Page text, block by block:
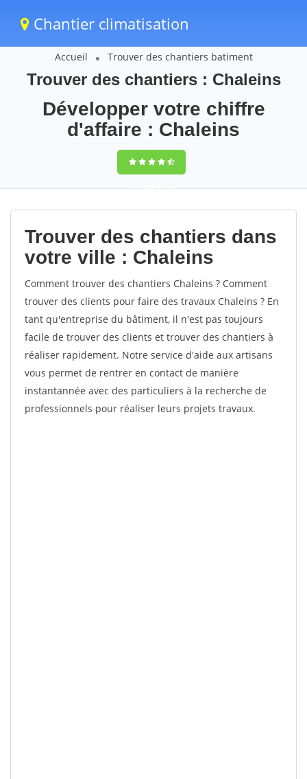
Chantier climatisation
Accueil Trouver des chantiers batiment
Trouver des chantiers : Chaleins
Développer votre chiffre
d'affaire : Chaleins
9,5(100%)64
votes
Trouver des chantiers dans
votre ville : Chaleins
Comment trouver des chantiers Chaleins ? Comment
trouver des clients pour faire des travaux Chaleins ? En
tant qu'entreprise du bâtiment, il n'est pas toujours
facile de trouver des clients et trouver des chantiers à
réaliser rapidement. Notre service d'aide aux artisans
vous permet de rentrer en contact de manière
instantannée avec des particuliers à la recherche de
professionnels pour réaliser leurs projets travaux.